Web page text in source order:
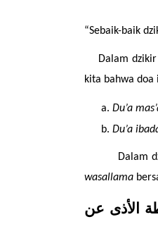
“Sebaik-baik
Dalam
kita bahwa
Du’a
Du’a
Dalam
wasallama